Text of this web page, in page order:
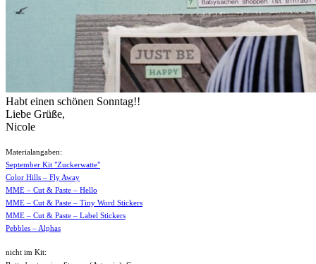
Habt einen schönen Sonntag!!
Liebe Grüße,
Nicole
Materialangaben:
September Kit "Zuckerwatte"
Color Hills – Fly Away
MME – Cut & Paste – Hello
MME – Cut & Paste – Tiny Word Stickers
MME – Cut & Paste – Label Stickers
Pebbles – Alphas
nicht im Kit: